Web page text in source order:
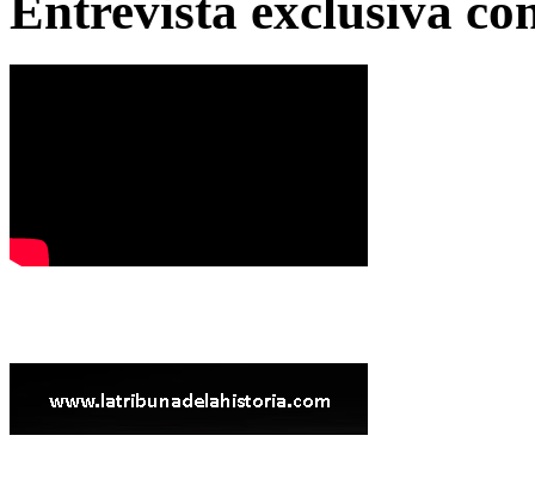
Entrevista exclusiva